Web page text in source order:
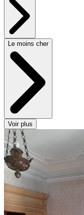
Le moins cher
Voir plus